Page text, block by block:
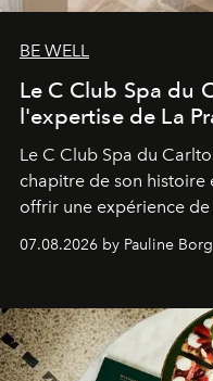
BE WELL
Le C Club Spa du
l'expertise de La
Le C Club Spa du
chapitre de son histoire
offrir une expérience
expertise se rencontrent.
07.08.2026 by Pauline